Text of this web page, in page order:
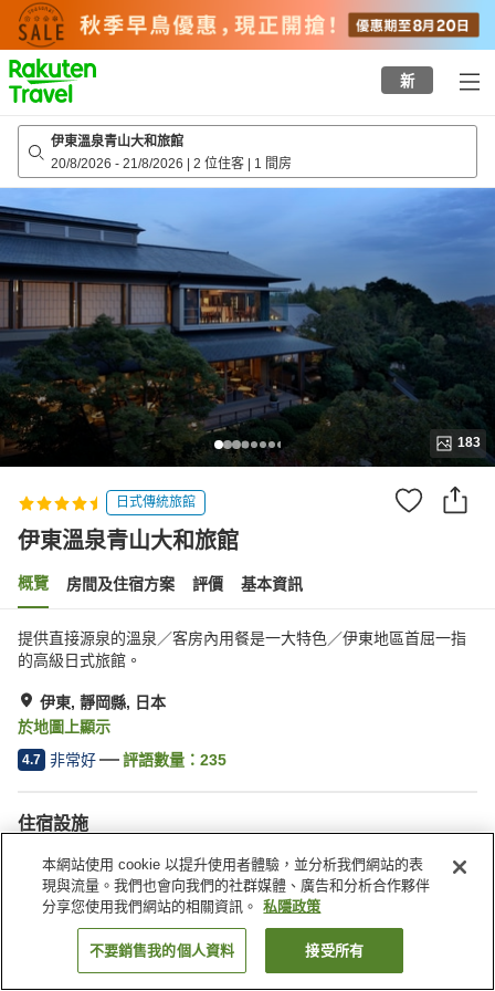
to
top
page
新
伊東溫泉青山大和旅館
20/8/2026 - 21/8/2026 | 2 位住客 | 1 間房
183
日式傳統旅館
伊東溫泉青山大和旅館
概覽 房間及住宿方案 評價 基本資訊
提供直接源泉的溫泉／客房內用餐是一大特色／伊東地區首屈一指
的高級日式旅館。
伊東, 靜岡縣, 日本
於地圖上顯示
4.7 非常好 評語數量： 235
住宿設施
停車場
桑拿
水療/美容院
私人包場
找客房
本網站使用 cookie 以提升使用者體驗，並分析我們網站的表
現與流量。我們也會向我們的社群媒體、廣告和分析合作夥伴
分享您使用我們網站的相關資訊。
私隱政策
不要銷售我的個人資料 接受所有